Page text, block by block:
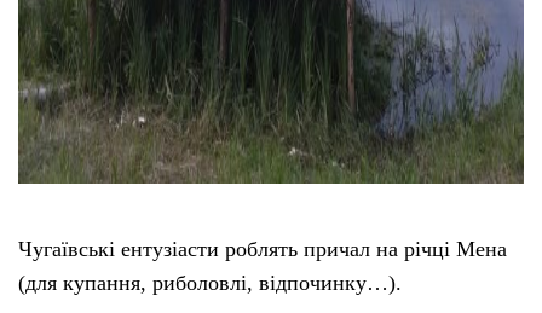
Чугаївські ентузіасти роблять причал на річці Мена
(для купання, риболовлі, відпочинку…).